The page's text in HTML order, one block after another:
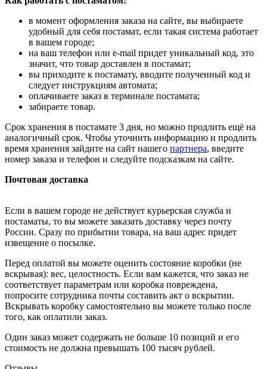
в момент оформления заказа на сайте, вы выбираете
удобный для себя постамат, если такая система работает
в вашем городе;
на ваш телефон или e-mail придет уникальный код, это
значит, что товар доставлен в постамат;
вы приходите к постамату, вводите полученный код и
следует инструкциям автомата;
оплачиваете заказ в терминале постамата;
забираете товар.
Срок хранения в постамате 3 дня, но можно продлить ещё на
аналогичный срок. Чтобы уточнить информацию и продлить
время хранения зайдите на сайт нашего партнера, введите
номер заказа и телефон и следуйте подсказкам на сайте.
Почтовая доставка
Если в вашем городе не действует курьерская служба и
постаматы, то вы можете заказать доставку через почту
России. Сразу по прибытии товара, на ваш адрес придет
извещение о посылке.
Перед оплатой вы можете оценить состояние коробки (не
вскрывая): вес, целостность. Если вам кажется, что заказ не
соответствует параметрам или коробка повреждена,
попросите сотрудника почты составить акт о вскрытии.
Вскрывать коробку самостоятельно вы можете только после
того, как оплатили заказ.
Один заказ может содержать не больше 10 позиций и его
стоимость не должна превышать 100 тысяч рублей.